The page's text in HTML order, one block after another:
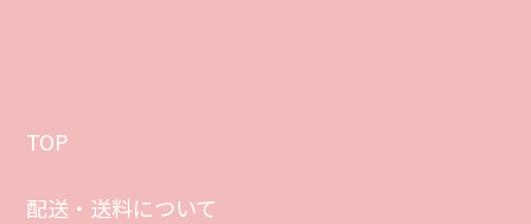
TOP
配送・送料について